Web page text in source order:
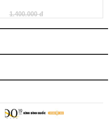
1.400.000 đ